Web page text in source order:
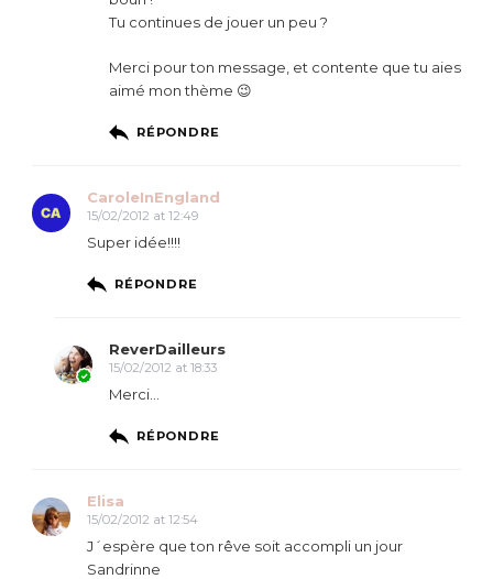
Tu continues de jouer un peu ?
Merci pour ton message, et contente que tu aies
aimé mon thème 😉
RÉPONDRE
CaroleInEngland
15/02/2012 at 12:49
Super idée!!!!
RÉPONDRE
ReverDailleurs
15/02/2012 at 18:33
Merci…
RÉPONDRE
Elisa
15/02/2012 at 12:54
J´espère que ton rêve soit accompli un jour
Sandrinne